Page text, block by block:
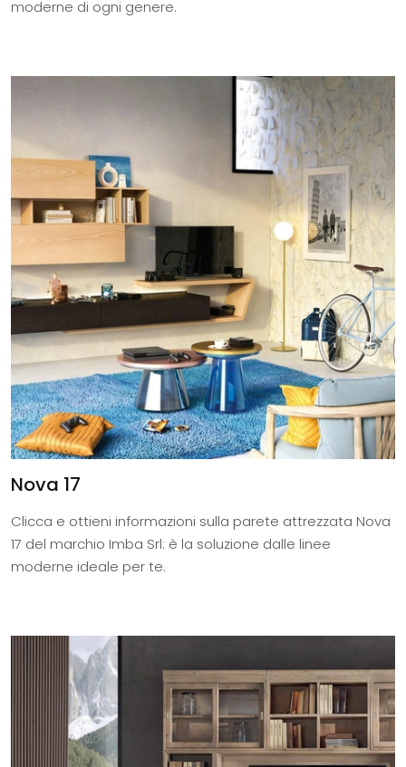
moderne di ogni genere.
Nova 17
Clicca e ottieni informazioni sulla parete attrezzata Nova
17 del marchio Imba Srl: è la soluzione dalle linee
moderne ideale per te.